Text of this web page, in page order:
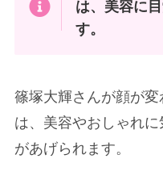
は、美容に
す。
篠塚大輝さんが顔が
は、美容やおしゃれ
があげられます。